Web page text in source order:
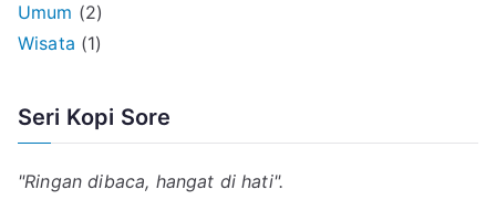
Umum (2)
Wisata (1)
Seri Kopi Sore
"Ringan dibaca, hangat di hati".